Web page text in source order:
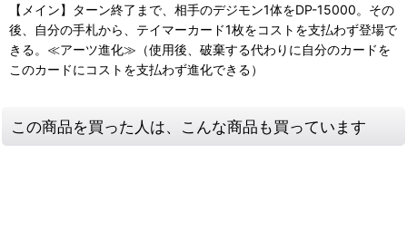
【メイン】ターン終了まで、相手のデジモン1体をDP-15000。その
後、自分の手札から、テイマーカード1枚をコストを支払わず登場で
きる。≪アーツ進化≫（使用後、破棄する代わりに自分のカードを
このカードにコストを支払わず進化できる）
この商品を買った人は、こんな商品も買っています